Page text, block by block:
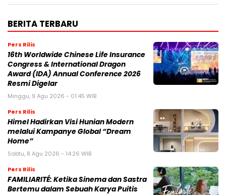
BERITA TERBARU
Pers Rilis
16th Worldwide Chinese Life Insurance
Congress & International Dragon
Award (IDA) Annual Conference 2026
Resmi Digelar
Minggu, 9 Agu 2026 - 01:45 WIB
Pers Rilis
Himel Hadirkan Visi Hunian Modern
melalui Kampanye Global “Dream
Home”
Sabtu, 8 Agu 2026 - 14:26 WIB
Pers Rilis
FAMILIARITÉ: Ketika Sinema dan Sastra
Bertemu dalam Sebuah Karya Puitis